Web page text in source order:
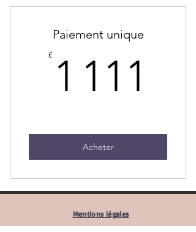
Paiement unique
€ 1 111
Acheter
Mentions légales